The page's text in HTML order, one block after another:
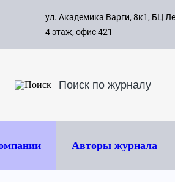
ул. Академика Варги, 8к1, БЦ
4 этаж, офис 421
Авторы журнала